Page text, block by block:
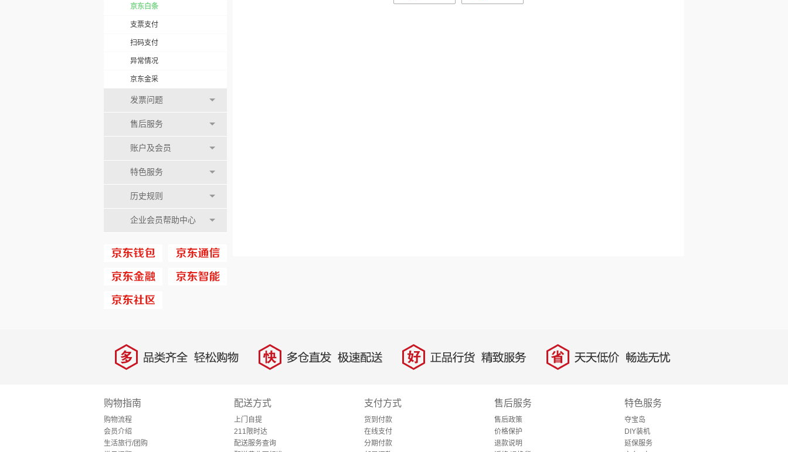
京东白条
支票支付
扫码支付
异常情况
京东金采
发票问题
售后服务
账户及会员
特色服务
历史规则
企业会员帮助中心
多 品类齐全，轻松购物 快 多仓直发，极速配送 好 正品行货，精致服务 省 天天低价，畅选无忧
购物指南
购物流程
会员介绍
生活旅行/团购
配送方式
上门自提
211限时达
配送服务查询
支付方式
货到付款
在线支付
分期付款
售后服务
售后政策
价格保护
退款说明
特色服务
夺宝岛
DIY装机
延保服务